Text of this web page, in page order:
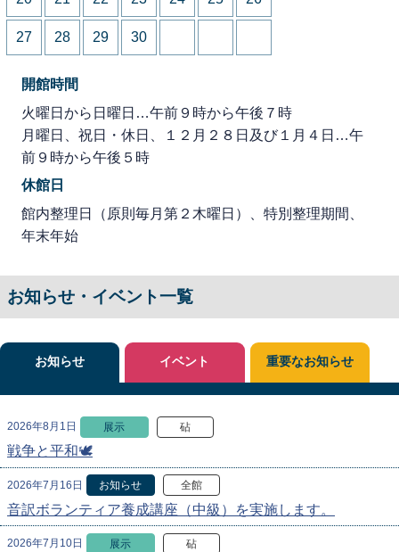
27 28 29 30
開館時間
火曜日から日曜日…午前９時から午後７時
月曜日、祝日・休日、１２月２８日及び１月４日…午
前９時から午後５時
休館日
館内整理日（原則毎月第２木曜日）、特別整理期間、
年末年始
お知らせ・イベント一覧
お知らせ
2026年8月1日 展示 砧
戦争と平和🕊
2026年7月16日 お知らせ 全館
音訳ボランティア養成講座（中級）を実施します。
2026年7月10日 展示 砧
イベント 重要なお知らせ